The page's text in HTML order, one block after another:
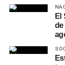
El
de